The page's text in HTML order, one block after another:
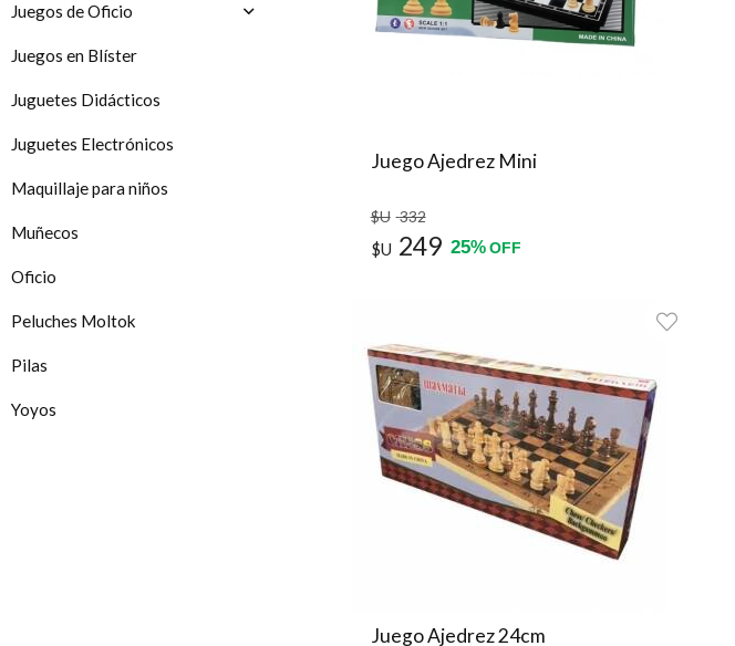
Juegos de Oficio
Juegos en Blíster
Juguetes Didácticos
Juguetes Electrónicos
Maquillaje para niños
Muñecos
Oficio
Peluches Moltok
Pilas
Yoyos
Juego Ajedrez Mini
$U 332
$U 249 25% OFF
Juego Ajedrez 24cm